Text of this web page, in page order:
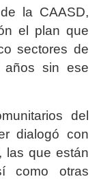
la CAASD,
el plan que
sectores de
sin ese
del
dialogó con
las que están
como otras